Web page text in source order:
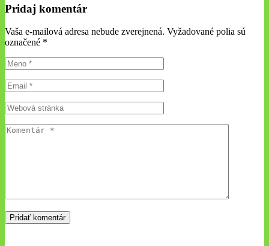
Pridaj komentár
Vaša e-mailová adresa nebude zverejnená. Vyžadované polia sú
označené *